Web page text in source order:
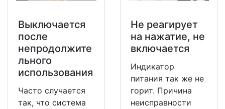
Выключается
после
непродолжите
льного
использования
Часто случается
так, что система
Не реагирует
на нажатие, не
включается
Индикатор
питания так же не
горит. Причина
неисправности